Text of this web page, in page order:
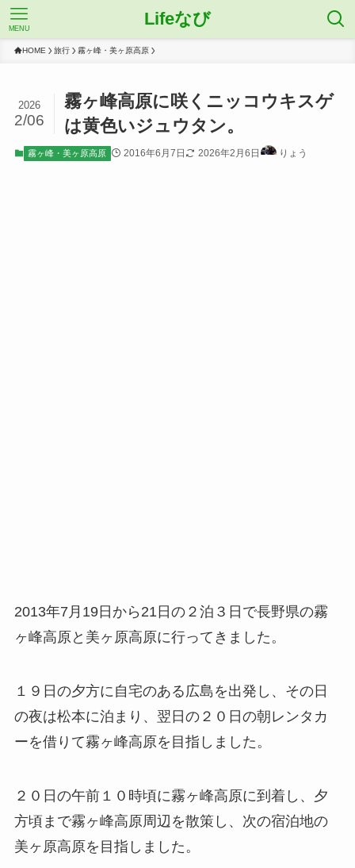
Lifeなび
MENU
HOME 旅行 霧ヶ峰・美ヶ原高原
霧ヶ峰高原に咲くニッコウキスゲ
は黄色いジュウタン。
2026
2/06
霧ヶ峰・美ヶ原高原 2016年6月7日 2026年2月6日 りょう
2013年7月19日から21日の２泊３日で長野県の霧
ヶ峰高原と美ヶ原高原に行ってきました。
１９日の夕方に自宅のある広島を出発し、その日
の夜は松本に泊まり、翌日の２０日の朝レンタカ
ーを借りて霧ヶ峰高原を目指しました。
２０日の午前１０時頃に霧ヶ峰高原に到着し、夕
方頃まで霧ヶ峰高原周辺を散策し、次の宿泊地の
美ヶ原高原を目指しました。